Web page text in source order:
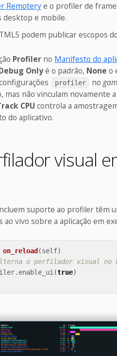
Remoterye o profiler de
desktop e mobile.
podem publicar escopos
Profilerno Manifesto do
Onlyé o padrão, None o
profiler no
mas não vinculam novamente
CPU controla a
do aplicativo.
visual
suporte ao profiler têm
ao vivo sobre a aplicação em
on_reload (self)
o perfilador visual no
. enable_ui (true)